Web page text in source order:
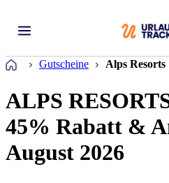
Startseite
Gutscheine Alps Resorts
ALPS
45% Rabatt &
August 2026